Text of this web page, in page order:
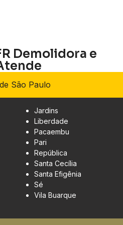
Demolidora e
São Paulo
Jardins
Liberdade
Pacaembu
Pari
República
Santa Cecília
Santa Efigênia
Sé
Vila Buarque